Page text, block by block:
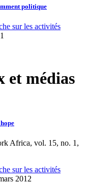
politique
sur les activités
et médias
Africa, vol. 15, no. 1,
sur les activités
2012